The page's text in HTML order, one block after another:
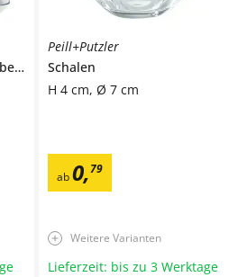
Peill+Putzler
Schalen
H 4 cm, Ø 7 cm
ab 0,79
Weitere Varianten
Lieferzeit: bis zu 3 Werktage